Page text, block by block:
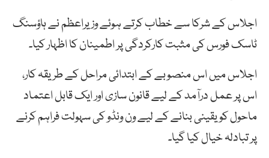
اجلاس کے شرکا سے خطاب کرتے ہوئے وزیراعظم نےہاؤسنگ
ٹاسک فورس کی مثبت کارکردگی پر اطمینان کا اظہار کیا۔
اجلاس میں اس منصوبے کے ابتدائی مراحل کے طریقہ کار،
اس پرعمل درآمد کے لیے قانون سازی اور ایک قابل اعتماد
ماحول کو یقینی بنانے کے لیے ون ونڈو کی سہولت فراہم کرنے
پر تبادلہ خیال کیا گیا۔